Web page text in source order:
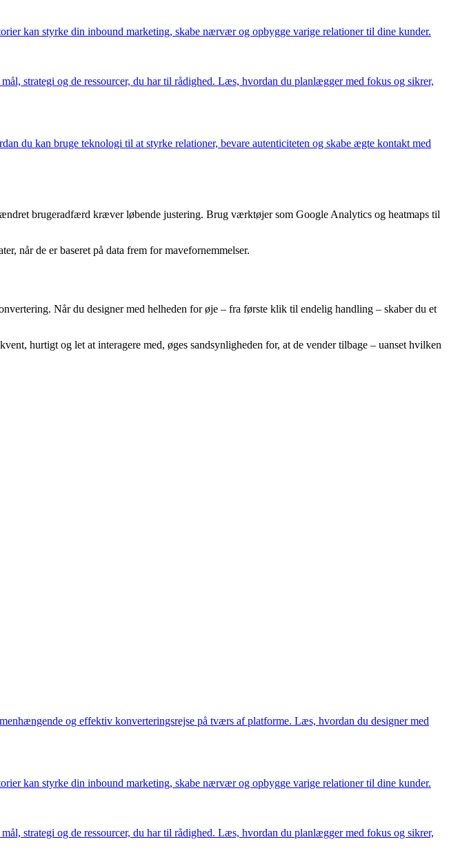
kan styrke din inbound marketing, skabe nærvær og opbygge varige relationer til dine kunder.
strategi og de ressourcer, du har til rådighed. Læs, hvordan du planlægger med fokus og sikrer,
du kan bruge teknologi til at styrke relationer, bevare autenticiteten og skabe ægte kontakt med
brugeradfærd kræver løbende justering. Brug værktøjer som Google Analytics og heatmaps til
når de er baseret på data frem for mavefornemmelser.
Når du designer med helheden for øje – fra første klik til endelig handling – skaber du et
hurtigt og let at interagere med, øges sandsynligheden for, at de vender tilbage – uanset hvilken
og effektiv konverteringsrejse på tværs af platforme. Læs, hvordan du designer med
kan styrke din inbound marketing, skabe nærvær og opbygge varige relationer til dine kunder.
strategi og de ressourcer, du har til rådighed. Læs, hvordan du planlægger med fokus og sikrer,